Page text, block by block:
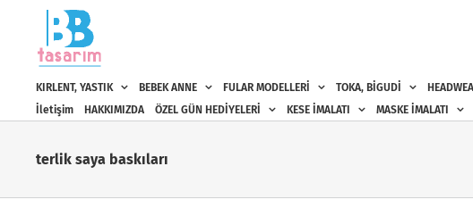
content
KIRLENT, YASTIK BEBEK ANNE FULAR MODELLERİ TOKA, BİGUDİ
İletişim
HAKKIMIZDA ÖZEL GÜN HEDİYELERİ KESE İMALATI MASKE İMALATI
terlik saya baskıları